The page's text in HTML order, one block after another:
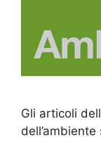
Gli articoli